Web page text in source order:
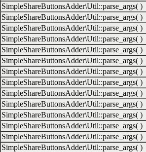
SimpleShareButtonsAdder\Util::parse_args( )
SimpleShareButtonsAdder\Util::parse_args( )
SimpleShareButtonsAdder\Util::parse_args( )
SimpleShareButtonsAdder\Util::parse_args( )
SimpleShareButtonsAdder\Util::parse_args( )
SimpleShareButtonsAdder\Util::parse_args( )
SimpleShareButtonsAdder\Util::parse_args( )
SimpleShareButtonsAdder\Util::parse_args( )
SimpleShareButtonsAdder\Util::parse_args( )
SimpleShareButtonsAdder\Util::parse_args( )
SimpleShareButtonsAdder\Util::parse_args( )
SimpleShareButtonsAdder\Util::parse_args( )
SimpleShareButtonsAdder\Util::parse_args( )
SimpleShareButtonsAdder\Util::parse_args( )